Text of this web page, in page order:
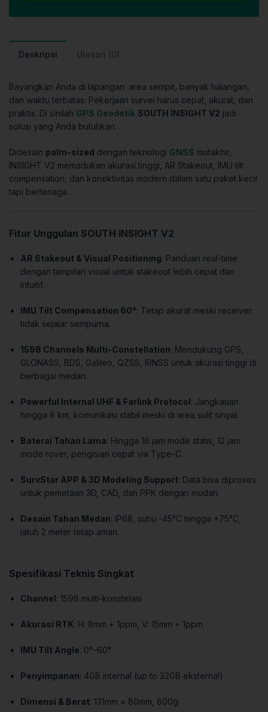
Deskripsi Ulasan (0)
Bayangkan Anda di lapangan: area sempit, banyak halangan,
dan waktu terbatas. Pekerjaan survei harus cepat, akurat, dan
praktis. Di sinilah GPS Geodetik SOUTH INSIGHT V2 jadi
solusi yang Anda butuhkan.
Didesain palm-sized dengan teknologi GNSS mutakhir,
INSIGHT V2 memadukan akurasi tinggi, AR Stakeout, IMU tilt
compensation, dan konektivitas modern dalam satu paket kecil
tapi bertenaga.
Fitur Unggulan SOUTH INSIGHT V2
AR Stakeout & Visual Positioning: Panduan real-time
dengan tampilan visual untuk stakeout lebih cepat dan
intuitif.
IMU Tilt Compensation 60°: Tetap akurat meski receiver
tidak sejajar sempurna.
1598 Channels Multi-Constellation: Mendukung GPS,
GLONASS, BDS, Galileo, QZSS, IRNSS untuk akurasi tinggi di
berbagai medan.
Powerful Internal UHF & Farlink Protocol: Jangkauan
hingga 8 km, komunikasi stabil meski di area sulit sinyal.
Baterai Tahan Lama: Hingga 16 jam mode statis, 12 jam
mode rover, pengisian cepat via Type-C.
SurvStar APP & 3D Modeling Support: Data bisa diproses
untuk pemetaan 3D, CAD, dan PPK dengan mudah.
Desain Tahan Medan: IP68, suhu -45°C hingga +75°C,
jatuh 2 meter tetap aman.
Spesifikasi Teknis Singkat
Channel: 1598 multi-konstelasi
Akurasi RTK: H: 8mm + 1ppm, V: 15mm + 1ppm
IMU Tilt Angle: 0°–60°
Penyimpanan: 4GB internal (up to 32GB eksternal)
Dimensi & Berat: 131mm × 80mm, 800g